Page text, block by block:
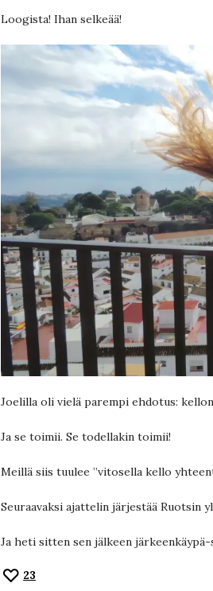
Loogista! Ihan selkeää!
Joelilla oli vielä parempi ehdotus:
Ja se toimii. Se todellakin toimii!
Meillä siis tuulee ”vitosella kello
Seuraavaksi ajattelin järjestää Ruotsin
Ja heti sitten sen jälkeen järkeenkäypä-
23